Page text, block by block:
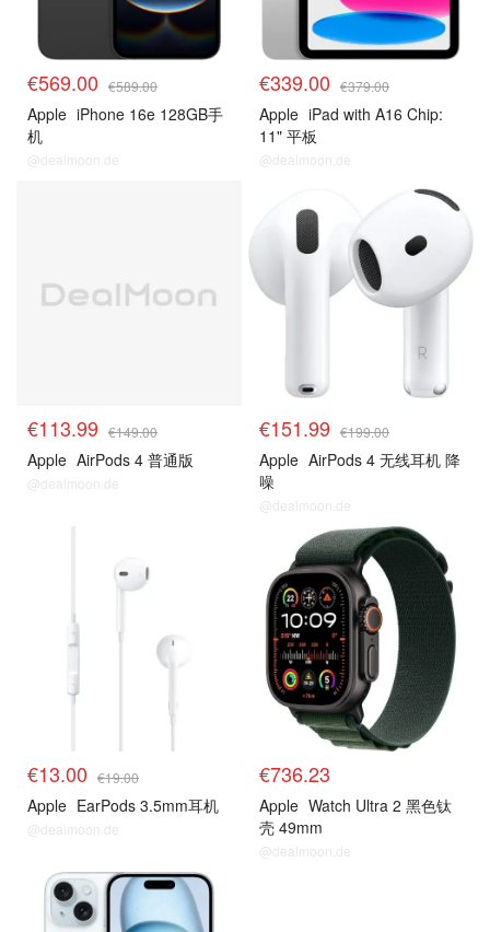
€569.00 €589.00
Apple iPhone 16e 128GB手
机
@dealmoon.de
€339.00 €379.00
Apple iPad with A16 Chip:
11" 平板
@dealmoon.de
€113.99 €149.00
Apple AirPods 4 ​​​​普通版
@dealmoon.de
€151.99 €199.00
Apple AirPods 4 无线耳机 降
噪
@dealmoon.de
€13.00 €19.00
Apple EarPods 3.5mm耳机
@dealmoon.de
€736.23
Apple Watch Ultra 2 黑色钛
壳 49mm
@dealmoon.de